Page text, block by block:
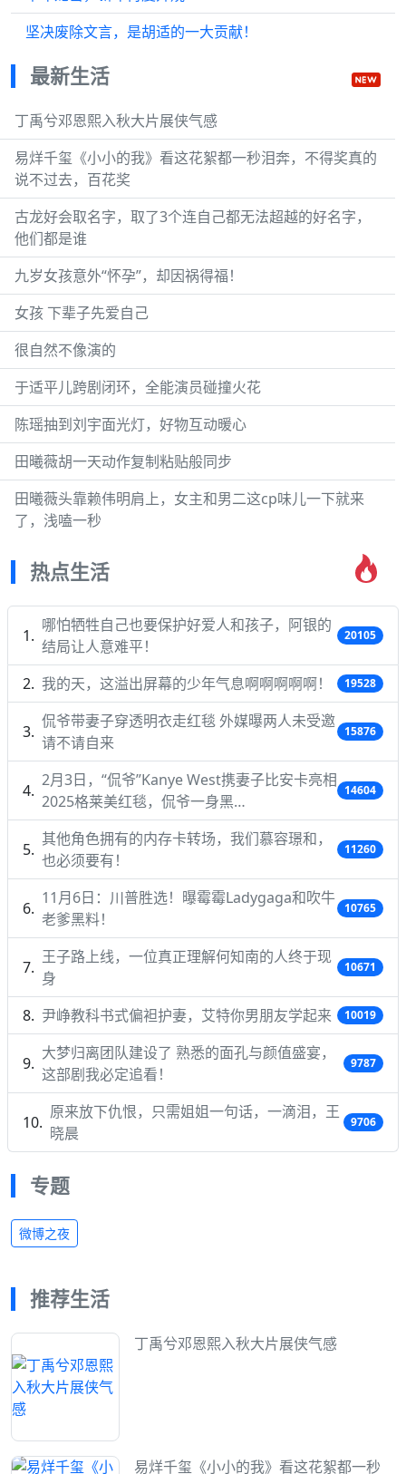
坚决废除文言，是胡适的一大贡献！
最新生活
丁禹兮邓恩熙入秋大片展侠气感
易烊千玺《小小的我》看这花絮都一秒泪奔，不得奖真的
说不过去，百花奖
古龙好会取名字，取了3个连自己都无法超越的好名字，
他们都是谁
九岁女孩意外“怀孕”，却因祸得福！
女孩 下辈子先爱自己
很自然不像演的
于适平儿跨剧闭环，全能演员碰撞火花
陈瑶抽到刘宇面光灯，好物互动暖心
田曦薇胡一天动作复制粘贴般同步
田曦薇头靠赖伟明肩上，女主和男二这cp味儿一下就来
了，浅嗑一秒
热点生活
哪怕牺牲自己也要保护好爱人和孩子，阿银的
结局让人意难平！
20105
我的天，这溢出屏幕的少年气息啊啊啊啊啊！ 19528
侃爷带妻子穿透明衣走红毯 外媒曝两人未受邀
请不请自来
15876
2月3日，“侃爷”Kanye West携妻子比安卡亮相
2025格莱美红毯，侃爷一身黑…
14604
其他角色拥有的内存卡转场，我们慕容璟和，
也必须要有！
11260
11月6日：川普胜选！曝霉霉Ladygaga和吹牛
老爹黑料！
10765
王子路上线，一位真正理解何知南的人终于现
身
10671
尹峥教科书式偏袒护妻，艾特你男朋友学起来 10019
大梦归离团队建设了 熟悉的面孔与颜值盛宴，
这部剧我必定追看！
9787
原来放下仇恨，只需姐姐一句话，一滴泪，王
晓晨
9706
专题
微博之夜
推荐生活
丁禹兮邓恩熙入秋大片展侠气感
易烊千玺《小小的我》看这花絮都一秒